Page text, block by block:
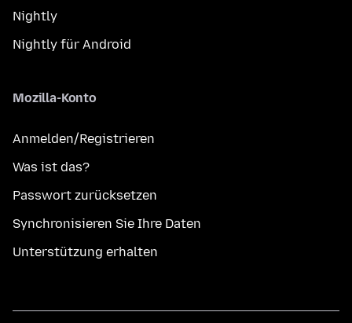
Nightly
Nightly für Android
Mozilla-Konto
Anmelden/Registrieren
Was ist das?
Passwort zurücksetzen
Synchronisieren Sie Ihre Daten
Unterstützung erhalten